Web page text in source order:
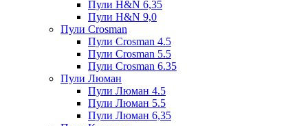
Пули H&N 6,35
Пули H&N 9,0
Пули Crosman
Пули Crosman 4.5
Пули Crosman 5.5
Пули Crosman 6.35
Пули Люман
Пули Люман 4.5
Пули Люман 5.5
Пули Люман 6,35